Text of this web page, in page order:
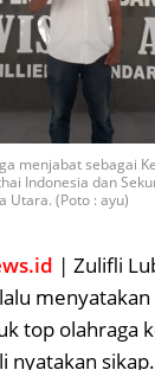
menjabat sebagai
Indonesia dan
Utara. (Poto : ayu)
| Zulifli
menyatakan
top olahraga
nyatakan sikap.